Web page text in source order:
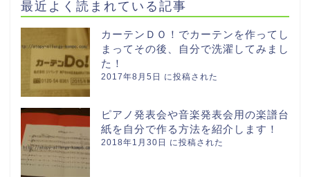
最近よく読まれている記事
カーテンＤＯ！でカーテンを作ってし
まってその後、自分で洗濯してみまし
た！
2017年8月5日 に投稿された
ピアノ発表会や音楽発表会用の楽譜台
紙を自分で作る方法を紹介します！
2018年1月30日 に投稿された